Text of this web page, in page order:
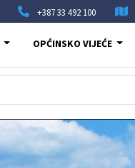
+387 33 492 100
OPĆINSKO VIJEĆE